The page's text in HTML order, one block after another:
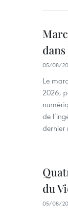
05/08/
Le
2026,
de
dernier
du
05/08/